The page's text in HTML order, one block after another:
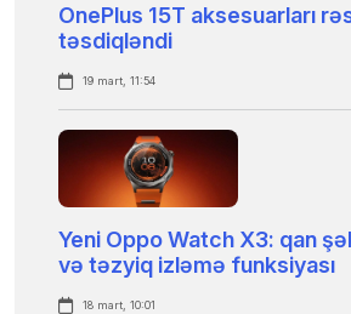
OnePlus 15T aksesuarları
təsdiqləndi
19 mart, 11:54
Yeni Oppo Watch X3: qan
və təzyiq izləmə funksiyası
18 mart, 10:01